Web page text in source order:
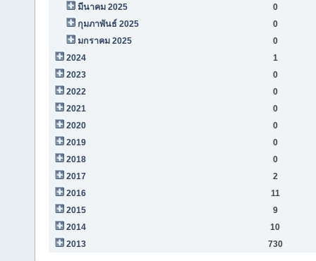
มีนาคม 2025
0
กุมภาพันธ์ 2025
0
มกราคม 2025
0
2024
1
2023
0
2022
0
2021
0
2020
0
2019
0
2018
0
2017
2
2016
11
2015
9
2014
10
2013
730